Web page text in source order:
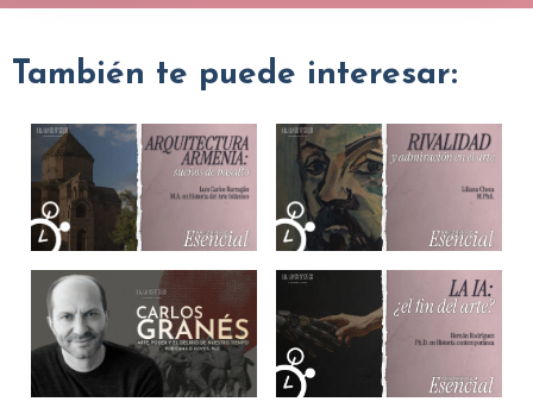
También te puede interesar: